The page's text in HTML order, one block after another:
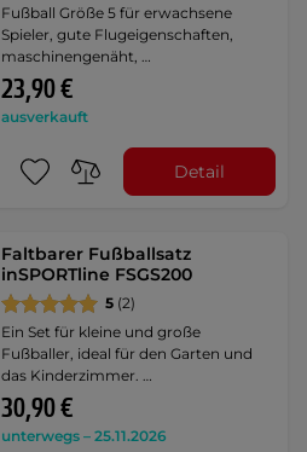
Fußball Größe 5 für erwachsene
Spieler, gute Flugeigenschaften,
maschinengenäht, …
23,90 €
ausverkauft
Detail
Faltbarer Fußballsatz
inSPORTline FSGS200
5 (2)
Ein Set für kleine und große
Fußballer, ideal für den Garten und
das Kinderzimmer. …
30,90 €
unterwegs – 25.11.2026